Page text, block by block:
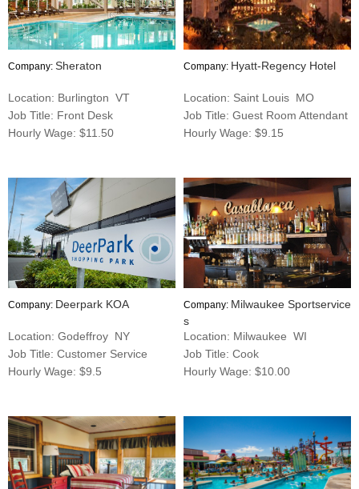
Company: Sheraton
Location: Burlington VT
Job Title: Front Desk
Hourly Wage: $11.50
Company: Hyatt-Regency Hotel
Location: Saint Louis MO
Job Title: Guest Room Attendant
Hourly Wage: $9.15
Company: Deerpark KOA
Location: Godeffroy NY
Job Title: Customer Service
Hourly Wage: $9.5
Company: Milwaukee Sportservice
s
Location: Milwaukee WI
Job Title: Cook
Hourly Wage: $10.00